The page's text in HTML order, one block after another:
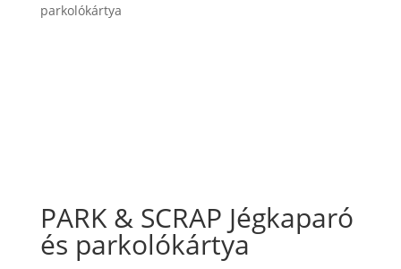
parkolókártya
PARK & SCRAP Jégkaparó
és parkolókártya